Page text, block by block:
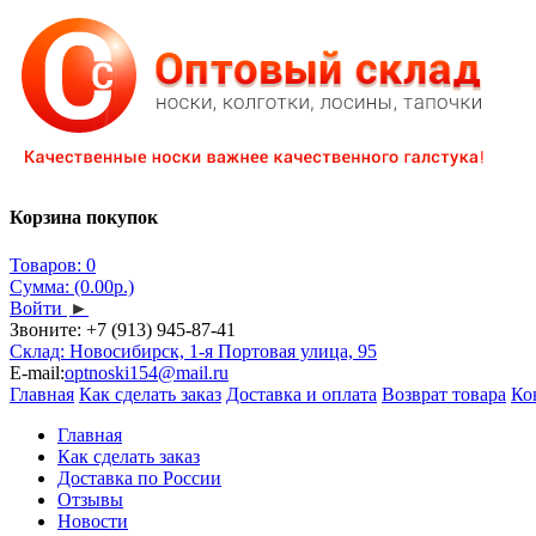
Корзина покупок
Товаров: 0
Сумма: (0.00р.)
Войти ►
Звоните: +7 (913) 945-87-41
Склад: Новосибирск, 1-я Портовая улица, 95
E-mail:optnoski154@mail.ru
Главная Как сделать заказ Доставка и оплата Возврат товара
Главная
Как сделать заказ
Доставка по России
Отзывы
Новости